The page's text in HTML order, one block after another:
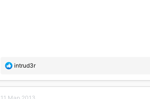
П
б
intrud3r
11 Мар 2013